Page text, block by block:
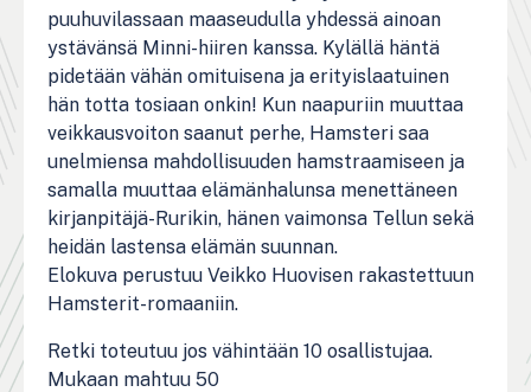
puuhuvilassaan maaseudulla yhdessä ainoan
ystävänsä Minni-hiiren kanssa. Kylällä häntä
pidetään vähän omituisena ja erityislaatuinen
hän totta tosiaan onkin! Kun naapuriin muuttaa
veikkausvoiton saanut perhe, Hamsteri saa
unelmiensa mahdollisuuden hamstraamiseen ja
samalla muuttaa elämänhalunsa menettäneen
kirjanpitäjä-Rurikin, hänen vaimonsa Tellun sekä
heidän lastensa elämän suunnan.
Elokuva perustuu Veikko Huovisen rakastettuun
Hamsterit-romaaniin.
Retki toteutuu jos vähintään 10 osallistujaa.
Mukaan mahtuu 50